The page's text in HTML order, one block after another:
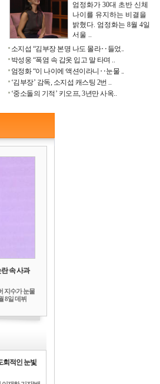
엄정화가 30대 초반 신체
나이를 유지하는 비결을
밝혔다. 엄정화는 8월 4일
서울 ..
소지섭 “김부장 본명 나도 몰라‥들었..
박성웅 “폭염 속 갑옷 입고 말 타며 ..
엄정화 “이 나이에 액션이라니‥눈물 ..
‘김부장’ 감독, 소지섭 캐스팅 2번 ..
‘중소돌의 기적’ 키오프, 3년만 사옥..
란 속 사과
지수가 눈물
8일 데뷔
회적인 눈빛